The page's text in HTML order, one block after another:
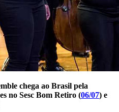
chega ao Brasil pela
no Sesc Bom Retiro (06/07) e